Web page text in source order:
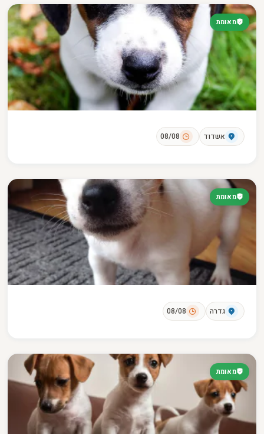
מאומת
אשדוד 08/08
מאומת
גדרה 08/08
מאומת